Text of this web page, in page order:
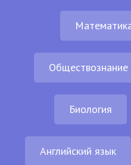
Обществознание
Биология
Английский язык